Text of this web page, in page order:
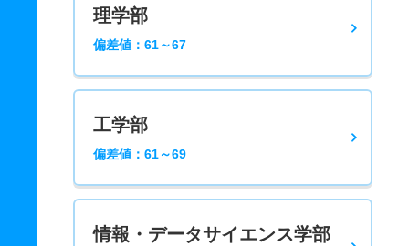
理学部
偏差値：61～67
工学部
偏差値：61～69
情報・データサイエンス学部